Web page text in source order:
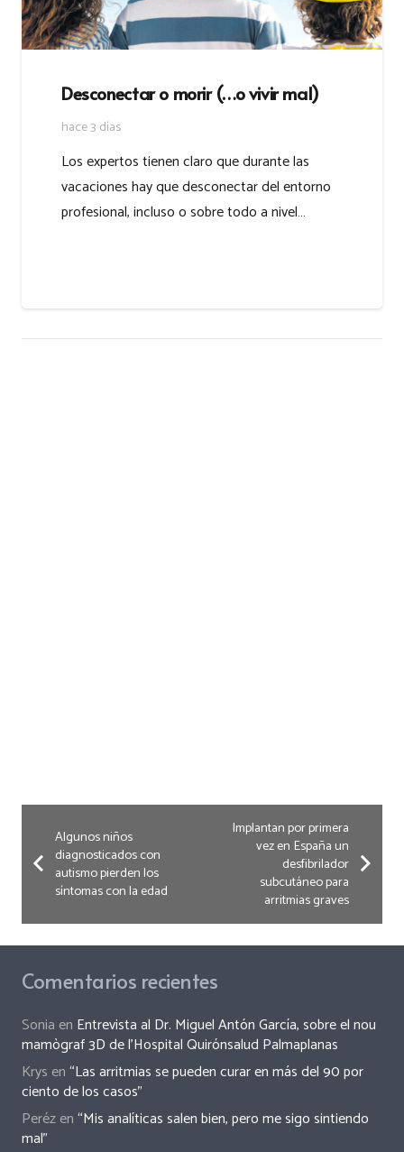
Desconectar o morir (…o vivir mal)
hace 3 días
Los expertos tienen claro que durante las
vacaciones hay que desconectar del entorno
profesional, incluso o sobre todo a nivel…
Algunos niños
diagnosticados con
autismo pierden los
síntomas con la edad
Implantan por primera
vez en España un
desfibrilador
subcutáneo para
arritmias graves
Comentarios recientes
Sonia en Entrevista al Dr. Miguel Antón García, sobre el nou
mamògraf 3D de l’Hospital Quirónsalud Palmaplanas
Krys en“Las arritmias se pueden curar en más del 90 por
ciento de los casos”
Perézen“Mis analíticas salen bien, pero me sigo sintiendo
mal”